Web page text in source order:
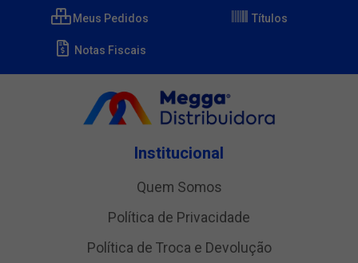
Meus Pedidos Títulos
Notas Fiscais
Institucional
Quem Somos
Política de Privacidade
Política de Troca e Devolução